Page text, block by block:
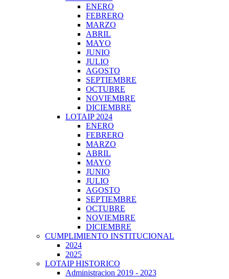
ENERO
FEBRERO
MARZO
ABRIL
MAYO
JUNIO
JULIO
AGOSTO
SEPTIEMBRE
OCTUBRE
NOVIEMBRE
DICIEMBRE
LOTAIP 2024
ENERO
FEBRERO
MARZO
ABRIL
MAYO
JUNIO
JULIO
AGOSTO
SEPTIEMBRE
OCTUBRE
NOVIEMBRE
DICIEMBRE
CUMPLIMIENTO INSTITUCIONAL
2024
2025
LOTAIP HISTORICO
Administracion 2019 - 2023